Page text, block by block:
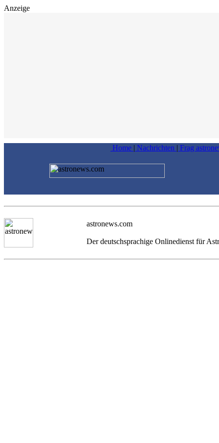
Anzeige
Home | Nachrichten | Frag
astronews.com
Der deutschsprachige Onlinedienst für